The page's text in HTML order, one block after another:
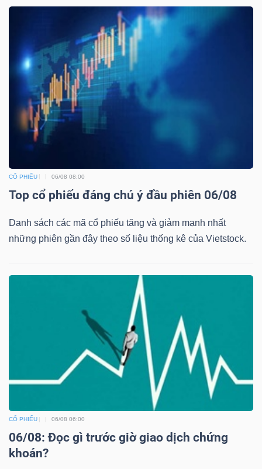
CỔ PHIẾU 06/08 08:00
Top cổ phiếu đáng chú ý đầu phiên 06/08
Danh sách các mã cổ phiếu tăng và giảm mạnh nhất
những phiên gần đây theo số liệu thống kê của Vietstock.
CỔ PHIẾU 06/08 06:00
06/08: Đọc gì trước giờ giao dịch chứng
khoán?